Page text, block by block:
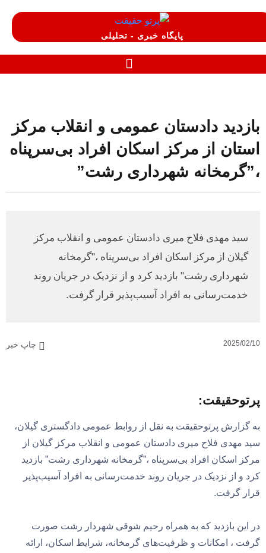
پایگاه خبری - تحلیلی
بازدید دادستان عمومی و انقلاب مرکز
استان از مرکز اسکان افراد بی‌سرپناه
،”گرمخانه شهرداری رشت”
سید مهدی فلاح میری دادستان عمومی و انقلاب مرکز
گیلان از مرکز اسکان افراد بی‌سرپناه ،"گرمخانه
شهرداری رشت" بازدید کرد و از نزدیک در جریان روند
خدمت‌رسانی به افراد آسیب‌پذیر قرار گرفت.
2025/02/10 چاپ خبر
پرتوحقیقت:
به گزارش پرتوحقیقت به نقل از روابط عمومی دادگستری گیلان،
سید مهدی فلاح میری دادستان عمومی و انقلاب مرکز گیلان از
مرکز اسکان افراد بی‌سرپناه ،”گرمخانه شهرداری رشت” بازدید
کرد و از نزدیک در جریان روند خدمت‌رسانی به افراد آسیب‌پذیر
قرار گرفت.
در این بازدید که به همراه رحیم شوقی شهردار رشت صورت
گرفت ، امکانات و ظرفیت‌های گرمخانه، شرایط اسکان، ارائه